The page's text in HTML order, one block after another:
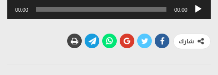
مشغل
00:00
00:00
شارك